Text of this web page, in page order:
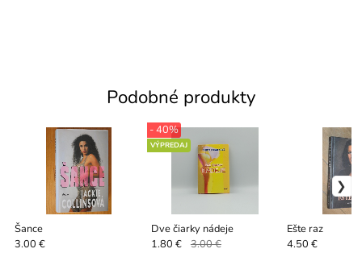
Podobné produkty
Šance
3.00 €
Dve čiarky nádeje
VÝPREDAJ
- 40%
1.80 € 3.00 €
Ešte raz
4.50 €